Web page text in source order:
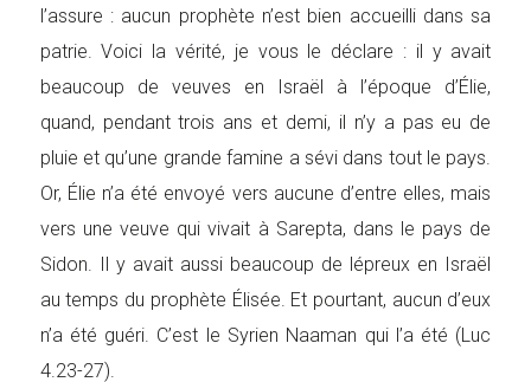
l’assure : aucun prophète n’est bien accueilli dans sa
patrie. Voici la vérité, je vous le déclare : il y avait
beaucoup de veuves en Israël à l’époque d’Élie,
quand, pendant trois ans et demi, il n’y a pas eu de
pluie et qu’une grande famine a sévi dans tout le pays.
Or, Élie n’a été envoyé vers aucune d’entre elles, mais
vers une veuve qui vivait à Sarepta, dans le pays de
Sidon. Il y avait aussi beaucoup de lépreux en Israël
au temps du prophète Élisée. Et pourtant, aucun d’eux
n’a été guéri. C’est le Syrien Naaman qui l’a été (Luc
4.23-27).